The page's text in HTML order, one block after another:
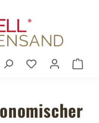
Du hast 0